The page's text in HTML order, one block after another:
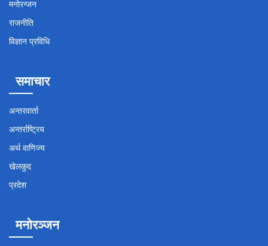
मनोरन्जन
राजनीति
विज्ञान प्रविधि
समाचार
अन्तरवार्ता
अन्तर्राष्ट्रिय
अर्थ वाणिज्य
खेलकुद
प्रदेश
मनोरञ्जन